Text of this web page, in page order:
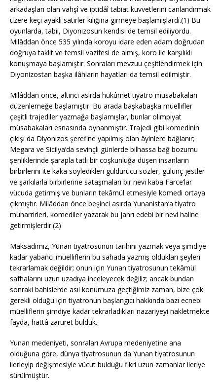
arkadaşları olan vahşî ve iptidâî tabiat kuvvetlerini canlandırmak
üzere keçi ayaklı satirler kılığına girmeye başlamışlardı.(1) Bu
oyunlarda, tabii, Diyonizosun kendisi de temsil ediliyordu.
Milâddan önce 535 yılında koroyu idare eden adam doğrudan
doğruya taklit ve temsil vazifesi de almış, koro ile karşılıklı
konuşmaya başlamıştır. Sonraları mevzuu çeşitlendirmek için
Diyonizostan başka ilâhların hayatları da temsil edilmiştir.
Milâddan önce, altıncı asırda hükûmet tiyatro müsabakaları
düzenlemeğe başlamıştır. Bu arada başkabaşka müellifler
çeşitli trajediler yazmağa başlamışlar, bunlar olimpiyat
müsabakaları esnasında oynanmıştır. Trajedi gibi komedinin
çıkışı da Diyonizos şerefine yapılmış olan âyinlere bağlanır;
Megara ve Sicilya’da sevinçli günlerde bilhassa bağ bozumu
şenliklerinde şarapla tatlı bir coşkunluğa düşen insanların
birbirlerini ite kaka söyledikleri güldürücü sözler, gülünç jestler
ve şarkılarla birbirlerine sataşmaları bir nevi kaba Farce’lar
vücuda getirmiş ve bunların tekâmül etmesiyle komedi ortaya
çıkmıştır. Milâddan önce beşinci asırda Yunanistan’a tiyatro
muharrirleri, komediler yazarak bu janrı edebi bir nevi haline
getirmişlerdir.(2)
Maksadımız, Yunan tiyatrosunun tarihini yazmak veya şimdiye
kadar yabancı müelliflerin bu sahada yazmış oldukları şeyleri
tekrarlamak değildir; onun için Yunan tiyatrosunun tekâmül
safhalarını uzun uzadıya inceleyecek değiliz; ancak bundan
sonraki bahislerde asıl konumuza geçtiğimiz zaman, bize çok
gerekli olduğu için tiyatronun başlangıcı hakkında bazı ecnebi
müelliflerin şimdiye kadar tekrarladıkları nazariyeyi nakletmekte
fayda, hattâ zaruret bulduk.
Yunan medeniyeti, sonraları Avrupa medeniyetine ana
olduğuna göre, dünya tiyatrosunun da Yunan tiyatrosunun
ilerleyip değişmesiyle vücut bulduğu fikri uzun zamanlar ileriye
sürülmüştür.